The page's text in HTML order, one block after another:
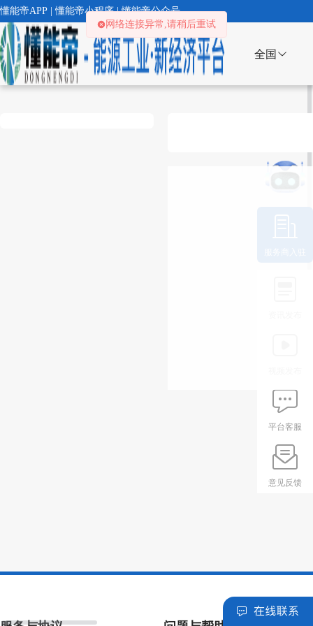
懂能帝APP | 懂能帝小程序 | 懂能帝公众号
全国
平台客服
意见反馈
网络连接异常,请稍后重试